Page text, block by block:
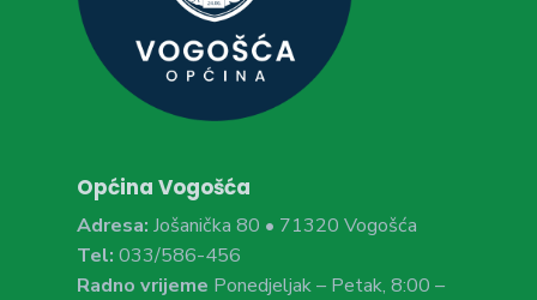
Općina Vogošća
Adresa: Jošanička 80 • 71320 Vogošća
Tel: 033/586-456
Radno vrijeme Ponedjeljak – Petak, 8:00 –